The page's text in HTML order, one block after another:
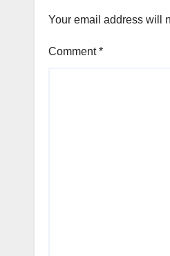
Your email address will
Comment*